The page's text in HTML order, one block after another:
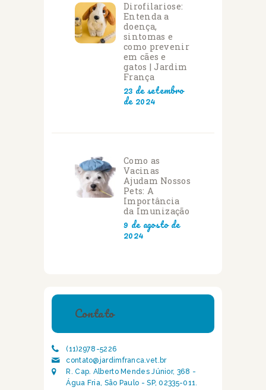
Dirofilariose:
Entenda a
doença,
sintomas e
como prevenir
em cães e
gatos | Jardim
França
23 de setembro
de 2024
Como as
Vacinas
Ajudam Nossos
Pets: A
Importância
da Imunização
9 de agosto de
2024
Contato
(11)2978-5226
contato@jardimfranca.vet.br
R. Cap. Alberto Mendes Júnior, 368 -
Água Fria, São Paulo - SP, 02335-011.